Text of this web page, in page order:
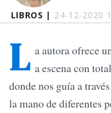
LIBROS | 24-12-2020
L a autora ofrece
a escena con
donde nos guía a
la mano de diferentes